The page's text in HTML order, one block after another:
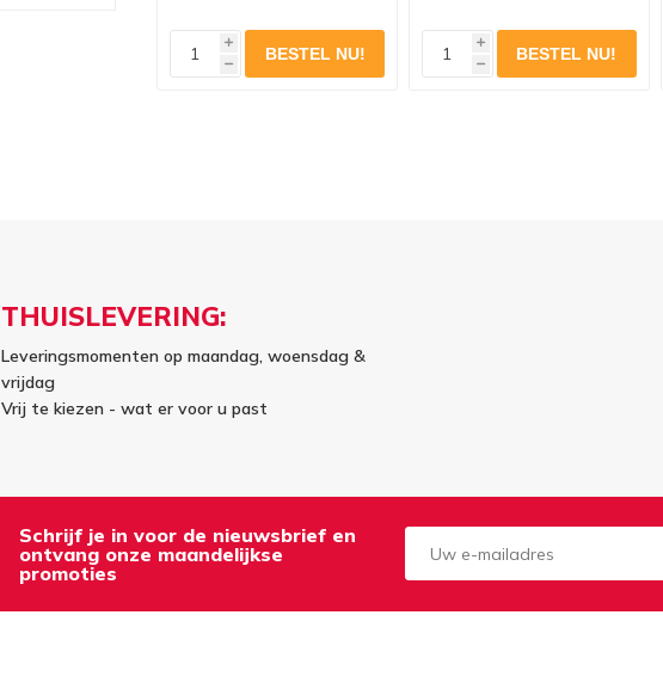
i
h
i
h
THUISLEVERING:
Leveringsmomenten op maandag, woensdag &
vrijdag
Vrij te kiezen - wat er voor u past
Schrijf je in voor de nieuwsbrief en
ontvang onze maandelijkse
promoties